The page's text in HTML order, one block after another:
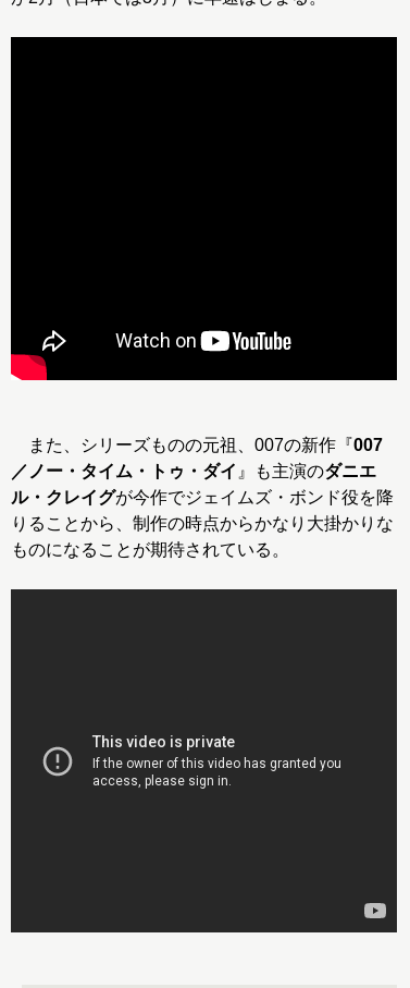
また、シリーズものの元祖、007の新作『007
／ノー・タイム・トゥ・ダイ 』も主演のダニエ
ル・クレイグが今作でジェイムズ・ボンド役を降
りることから、制作の時点からかなり大掛かりな
ものになることが期待されている。